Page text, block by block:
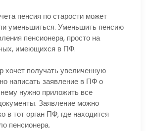
пенсия по старости может
уменьшиться. Уменьшить пенсию
пенсионера, просто на
имеющихся в ПФ.
хочет получать увеличенную
написать заявление в ПФ о
нужно приложить все
Заявление можно
в тот орган ПФ, где находится
пенсионера.